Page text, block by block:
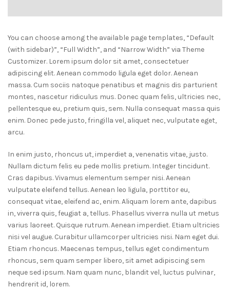
You can choose among the available page templates, “Default
(with sidebar)”, “Full Width”, and “Narrow Width” via Theme
Customizer. Lorem ipsum dolor sit amet, consectetuer
adipiscing elit. Aenean commodo ligula eget dolor. Aenean
massa. Cum sociis natoque penatibus et magnis dis parturient
montes, nascetur ridiculus mus. Donec quam felis, ultricies nec,
pellentesque eu, pretium quis, sem. Nulla consequat massa quis
enim. Donec pede justo, fringilla vel, aliquet nec, vulputate eget,
arcu.
In enim justo, rhoncus ut, imperdiet a, venenatis vitae, justo.
Nullam dictum felis eu pede mollis pretium. Integer tincidunt.
Cras dapibus. Vivamus elementum semper nisi. Aenean
vulputate eleifend tellus. Aenean leo ligula, porttitor eu,
consequat vitae, eleifend ac, enim. Aliquam lorem ante, dapibus
in, viverra quis, feugiat a, tellus. Phasellus viverra nulla ut metus
varius laoreet. Quisque rutrum. Aenean imperdiet. Etiam ultricies
nisi vel augue. Curabitur ullamcorper ultricies nisi. Nam eget dui.
Etiam rhoncus. Maecenas tempus, tellus eget condimentum
rhoncus, sem quam semper libero, sit amet adipiscing sem
neque sed ipsum. Nam quam nunc, blandit vel, luctus pulvinar,
hendrerit id, lorem.